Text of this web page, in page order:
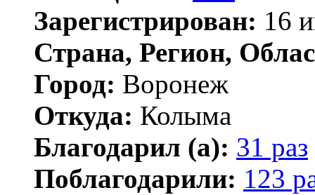
Зарегистрирован: 16
Страна, Регион,
Город: Воронеж
Откуда: Колыма
Благодарил (а): 31 раз
Поблагодарили: 123